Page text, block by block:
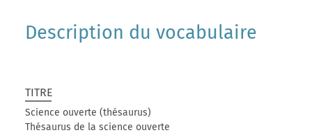
Description du vocabulaire
TITRE
Science ouverte (thésaurus)
Thésaurus de la science ouverte